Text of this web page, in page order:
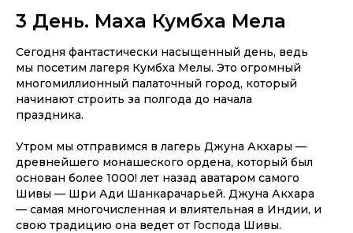
3 День. Маха Кумбха Мела
Сегодня фантастически насыщенный день, ведь
мы посетим лагеря Кумбха Мелы. Это огромный
многомиллионный палаточный город, который
начинают строить за полгода до начала
праздника.
Утром мы отправимся в лагерь Джуна Акхары —
древнейшего монашеского ордена, который был
основан более 1000! лет назад аватаром самого
Шивы — Шри Ади Шанкарачарьей. Джуна Акхара
— самая многочисленная и влиятельная в Индии, и
свою традицию она ведет от Господа Шивы.